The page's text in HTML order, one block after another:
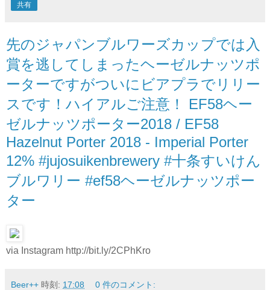
共有
先のジャパンブルワーズカップでは入
賞を逃してしまったヘーゼルナッツポ
ーターですがついにビアプラでリリー
スです！ハイアルご注意！ EF58ヘー
ゼルナッツポーター2018 / EF58
Hazelnut Porter 2018 - Imperial Porter
12% #jujosuikenbrewery #十条すいけん
ブルワリー #ef58ヘーゼルナッツポー
ター
via Instagram http://bit.ly/2CPhKro
Beer++ 時刻: 17:08 0 件のコメント: